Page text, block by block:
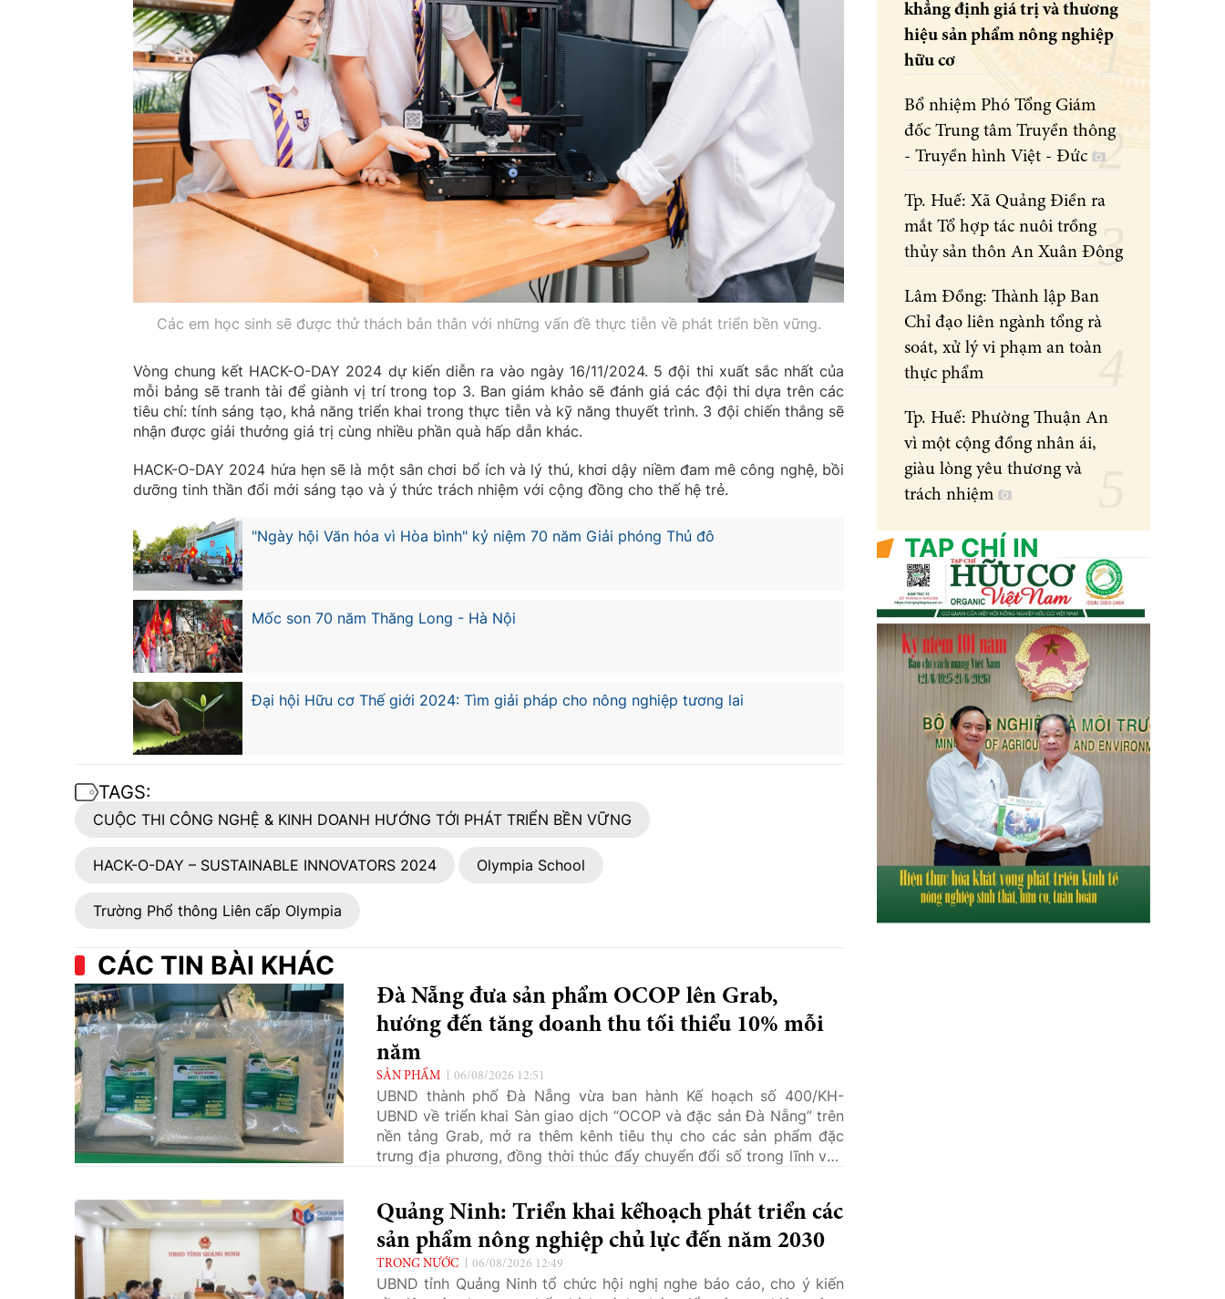
Các em học sinh sẽ được thử thách bản thân với những vấn đề thực tiễn về phát triển bền vững.
Vòng chung kết HACK-O-DAY 2024 dự kiến diễn ra vào ngày 16/11/2024. 5 đội thi xuất sắc nhất của
mỗi bảng sẽ tranh tài để giành vị trí trong top 3. Ban giám khảo sẽ đánh giá các đội thi dựa trên các
tiêu chí: tính sáng tạo, khả năng triển khai trong thực tiễn và kỹ năng thuyết trình. 3 đội chiến thắng sẽ
nhận được giải thưởng giá trị cùng nhiều phần quà hấp dẫn khác.
HACK-O-DAY 2024 hứa hẹn sẽ là một sân chơi bổ ích và lý thú, khơi dậy niềm đam mê công nghệ, bồi
dưỡng tinh thần đổi mới sáng tạo và ý thức trách nhiệm với cộng đồng cho thế hệ trẻ.
"Ngày hội Văn hóa vì Hòa bình" kỷ niệm 70 năm Giải phóng Thủ đô
Mốc son 70 năm Thăng Long - Hà Nội
Đại hội Hữu cơ Thế giới 2024: Tìm giải pháp cho nông nghiệp tương lai
TAGS:
CUỘC THI CÔNG NGHỆ & KINH DOANH HƯỚNG TỚI PHÁT TRIỂN BỀN VỮNG
HACK-O-DAY – SUSTAINABLE INNOVATORS 2024 Olympia School
Trường Phổ thông Liên cấp Olympia
CÁC TIN BÀI KHÁC
Đà Nẵng đưa sản phẩm OCOP lên Grab,
hướng đến tăng doanh thu tối thiểu 10% mỗi
năm
SẢN PHẨM 06/08/2026 12:51
UBND thành phố Đà Nẵng vừa ban hành Kế hoạch số 400/KH-
UBND về triển khai Sàn giao dịch “OCOP và đặc sản Đà Nẵng” trên
nền tảng Grab, mở ra thêm kênh tiêu thụ cho các sản phẩm đặc
trưng địa phương, đồng thời thúc đẩy chuyển đổi số trong lĩnh vực
Quảng Ninh: Triển khai kếhoạch phát triển các
sản phẩm nông nghiệp chủ lực đến năm 2030
TRONG NƯỚC 06/08/2026 12:49
UBND tỉnh Quảng Ninh tổ chức hội nghị nghe báo cáo, cho ý kiến
khẳng định giá trị và thương
hiệu sản phẩm nông nghiệp
hữu cơ
Bổ nhiệm Phó Tổng Giám
đốc Trung tâm Truyền thông
- Truyền hình Việt - Đức
Tp. Huế: Xã Quảng Điền ra
mắt Tổ hợp tác nuôi trồng
thủy sản thôn An Xuân Đông
Lâm Đồng: Thành lập Ban
Chỉ đạo liên ngành tổng rà
soát, xử lý vi phạm an toàn
thực phẩm
Tp. Huế: Phường Thuận An
vì một cộng đồng nhân ái,
giàu lòng yêu thương và
trách nhiệm
TẠP CHÍ IN